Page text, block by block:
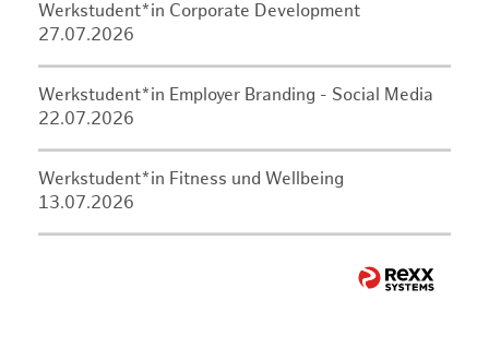
Werkstudent*in Corporate Development
27.07.2026
Werkstudent*in Employer Branding - Social Media
22.07.2026
Werkstudent*in Fitness und Wellbeing
13.07.2026